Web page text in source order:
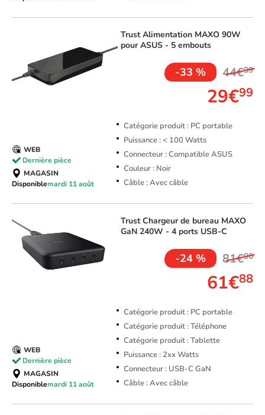
TrustAlimentation MAXO 90W
pour ASUS - 5 embouts
-33 % 44€99
29€99
Catégorie produit : PC portable
Puissance : < 100 Watts
Connecteur : Compatible ASUS
Couleur : Noir
Câble : Avec câble
WEB
Dernière pièce
MAGASIN
Disponiblemardi 11 août
TrustChargeur de bureau MAXO
GaN 240W - 4 ports USB-C
-24 % 81€90
61€88
Catégorie produit : PC portable
Catégorie produit : Téléphone
Catégorie produit : Tablette
Puissance : 2xx Watts
Connecteur : USB-C GaN
Câble : Avec câble
WEB
Dernière pièce
MAGASIN
Disponiblemardi 11 août